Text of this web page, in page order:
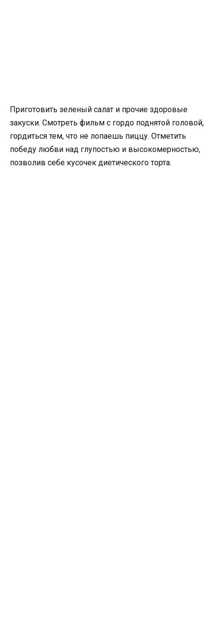
Приготовить зеленый салат и прочие здоровые
закуски. Смотреть фильм с гордо поднятой головой,
гордиться тем, что не лопаешь пиццу. Отметить
победу любви над глупостью и высокомерностью,
позволив себе кусочек диетического торта.